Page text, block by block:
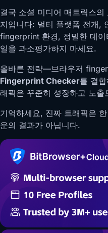
결국 소셜 미디어 매트릭스
지입니다: 멀티 플랫폼 전개,
fingerprint 환경, 정밀한 데이
일을 과소평가하지 마세요.
올바른 전략—브라우저
Fingerprint Checker를 결
래픽은 꾸준히 성장하고 노
기억하세요, 진짜 트래픽은
운의 결과가 아닙니다.